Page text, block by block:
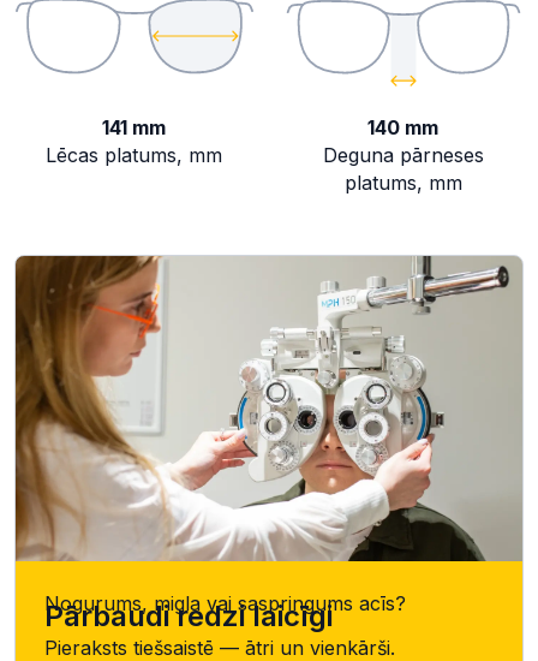
141 mm
Lēcas platums, mm
140 mm
Deguna pārneses
platums, mm
Nogurums, migla vai saspringums acīs?
Pārbaudi redzi laicīgi
Pieraksts tiešsaistē — ātri un vienkārši.